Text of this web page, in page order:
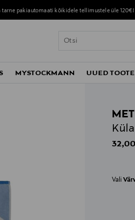
tarne pakiautomaati kõikidele tellimustele üle 120€!
MYSTOCKMANN UUED
Vali